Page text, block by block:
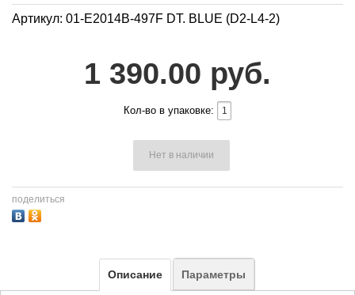
Артикул: 01-E2014B-497F DT. BLUE (D2-L4-2)
1 390.00 руб.
Кол-во в упаковке:
Нет в наличии
поделиться
Описание Параметры